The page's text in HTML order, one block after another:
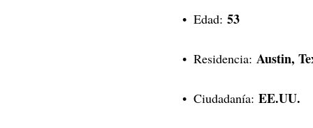
Edad: 53
Residencia: Austin,
Ciudadanía: EE.UU.